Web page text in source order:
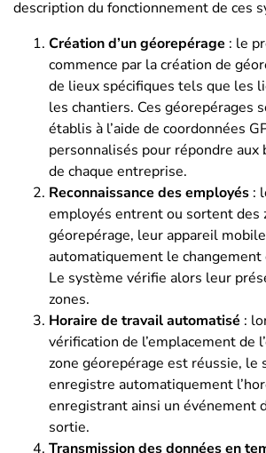
description du fonctionnement de ces
Création d’un géorepérage : le
commence par la création de
de lieux spécifiques tels que les
les chantiers. Ces géorepérages
établis à l’aide de coordonnées
personnalisés pour répondre aux
de chaque entreprise.
Reconnaissance des employés :
employés entrent ou sortent des
géorepérage, leur appareil
automatiquement le changement
Le système vérifie alors leur
zones.
Horaire de travail automatisé :
vérification de l’emplacement de
zone géorepérage est réussie, le
enregistre automatiquement
enregistrant ainsi un événement
sortie.
Transmission des données en